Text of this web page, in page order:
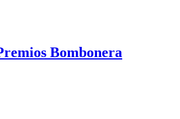
Bombonera